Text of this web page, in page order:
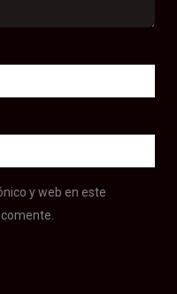
y web en este